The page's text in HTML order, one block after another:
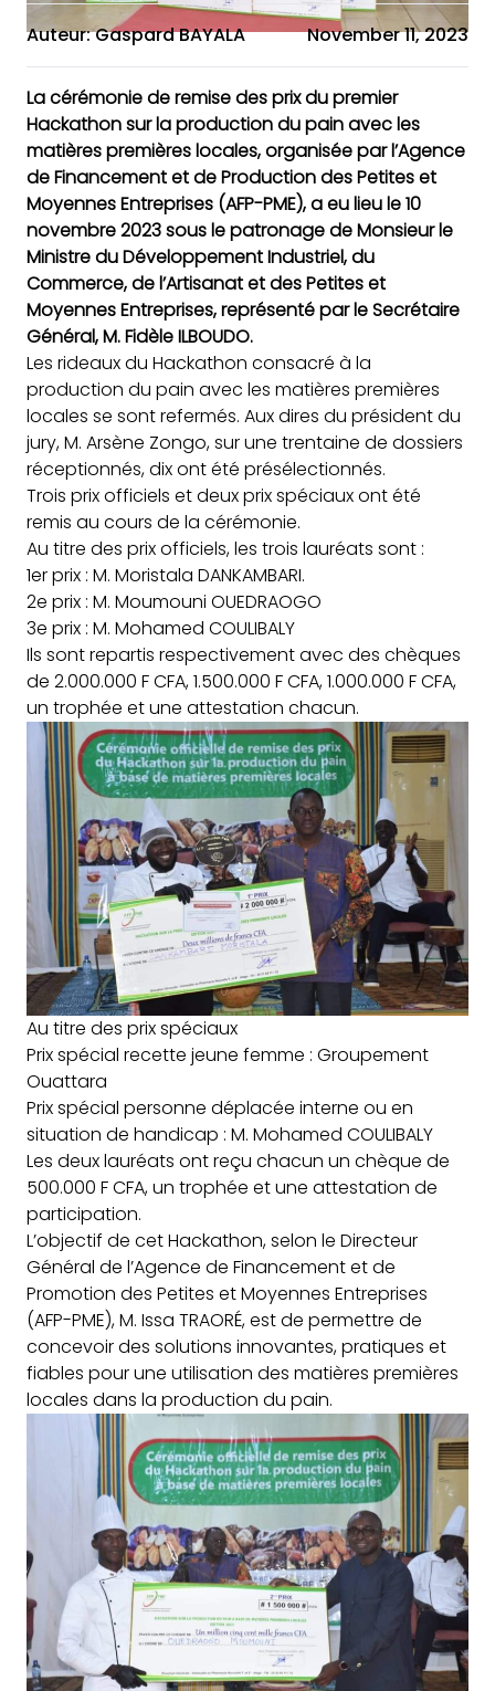
Auteur: Gaspard BAYALA November 11, 2023
La cérémonie de remise des prix du premier
Hackathon sur la production du pain avec les
matières premières locales, organisée par l’Agence
de Financement et de Production des Petites et
Moyennes Entreprises (AFP-PME), a eu lieu le 10
novembre 2023 sous le patronage de Monsieur le
Ministre du Développement Industriel, du
Commerce, de l’Artisanat et des Petites et
Moyennes Entreprises, représenté par le Secrétaire
Général, M. Fidèle ILBOUDO.
Les rideaux du Hackathon consacré à la
production du pain avec les matières premières
locales se sont refermés. Aux dires du président du
jury, M. Arsène Zongo, sur une trentaine de dossiers
réceptionnés, dix ont été présélectionnés.
Trois prix officiels et deux prix spéciaux ont été
remis au cours de la cérémonie.
Au titre des prix officiels, les trois lauréats sont :
1er prix : M. Moristala DANKAMBARI.
2e prix : M. Moumouni OUEDRAOGO
3e prix : M. Mohamed COULIBALY
Ils sont repartis respectivement avec des chèques
de 2.000.000 F CFA, 1.500.000 F CFA, 1.000.000 F CFA,
un trophée et une attestation chacun.
Au titre des prix spéciaux
Prix spécial recette jeune femme : Groupement
Ouattara
Prix spécial personne déplacée interne ou en
situation de handicap : M. Mohamed COULIBALY
Les deux lauréats ont reçu chacun un chèque de
500.000 F CFA, un trophée et une attestation de
participation.
L’objectif de cet Hackathon, selon le Directeur
Général de l’Agence de Financement et de
Promotion des Petites et Moyennes Entreprises
(AFP-PME), M. Issa TRAORÉ, est de permettre de
concevoir des solutions innovantes, pratiques et
fiables pour une utilisation des matières premières
locales dans la production du pain.